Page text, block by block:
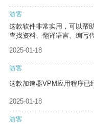
游客
这款软件非常实用，可以帮
查找资料、翻译语言、编写代
2025-01-18
游客
这款加速器VPM应用程序已
2025-01-18
游客